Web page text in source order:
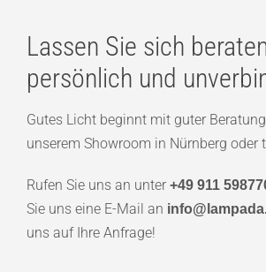
Lassen Sie sich
persönlich und
Gutes Licht beginnt mit guter
unserem Showroom in Nürnberg oder
Rufen Sie uns an unter +49 911
Sie uns eine E-Mail an
uns auf Ihre Anfrage!